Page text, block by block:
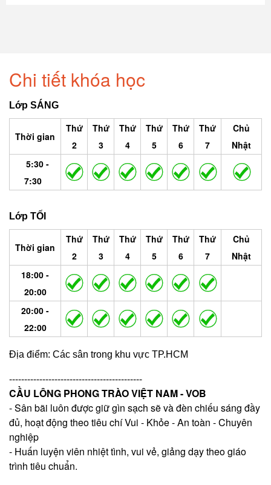
Chi tiết khóa học
Lớp SÁNG
Thời gian
Thứ
2
Thứ
3
Thứ
4
Thứ
5
Thứ
6
Thứ
7
Chủ
Nhật
5:30 -
7:30
Lớp TỐI
Thời gian
Thứ
2
Thứ
3
Thứ
4
Thứ
5
Thứ
6
Thứ
7
Chủ
Nhật
18:00 -
20:00
20:00 -
22:00
Địa điểm: Các sân trong khu vực TP.HCM
--------------------------------------------
CẦU LÔNG PHONG TRÀO VIỆT NAM - VOB
- Sân bãi luôn được giữ gìn sạch sẽ và đèn chiếu sáng đầy
đủ, hoạt động theo tiêu chí Vui - Khỏe - An toàn - Chuyên
nghiệp
- Huấn luyện viên nhiệt tình, vui vẻ, giảng dạy theo giáo
trình tiêu chuẩn.